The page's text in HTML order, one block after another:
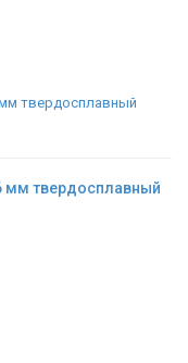
мм твердосплавный